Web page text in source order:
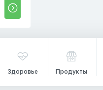
Здоровье Продукты